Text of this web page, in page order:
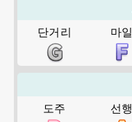
단거리
마일
도주
선행